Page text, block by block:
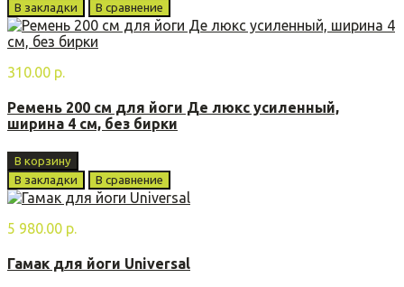
В закладки
В сравнение
310.00 р.
Ремень 200 см для йоги Де люкс усиленный,
ширина 4 см, без бирки
В корзину
В закладки
В сравнение
5 980.00 р.
Гамак для йоги Universal